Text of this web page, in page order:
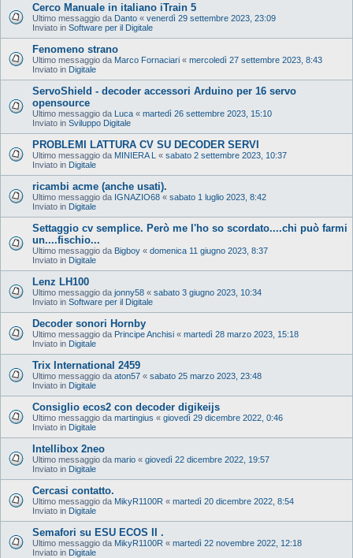
Cerco Manuale in italiano iTrain 5
Ultimo messaggio da Danto « venerdì 29 settembre 2023, 23:09
Inviato in Software per il Digitale
Fenomeno strano
Ultimo messaggio da Marco Fornaciari « mercoledì 27 settembre 2023, 8:43
Inviato in Digitale
ServoShield - decoder accessori Arduino per 16 servo
opensource
Ultimo messaggio da Luca « martedì 26 settembre 2023, 15:10
Inviato in Sviluppo Digitale
PROBLEMI LATTURA CV SU DECODER SERVI
Ultimo messaggio da MINIERA L « sabato 2 settembre 2023, 10:37
Inviato in Digitale
ricambi acme (anche usati).
Ultimo messaggio da IGNAZIO68 « sabato 1 luglio 2023, 8:42
Inviato in Digitale
Settaggio cv semplice. Però me l'ho so scordato....chi può farmi
un....fischio...
Ultimo messaggio da Bigboy « domenica 11 giugno 2023, 8:37
Inviato in Digitale
Lenz LH100
Ultimo messaggio da jonny58 « sabato 3 giugno 2023, 10:34
Inviato in Software per il Digitale
Decoder sonori Hornby
Ultimo messaggio da Principe Anchisi « martedì 28 marzo 2023, 15:18
Inviato in Digitale
Trix International 2459
Ultimo messaggio da aton57 « sabato 25 marzo 2023, 23:48
Inviato in Digitale
Consiglio ecos2 con decoder digikeijs
Ultimo messaggio da martingius « giovedì 29 dicembre 2022, 0:46
Inviato in Digitale
Intellibox 2neo
Ultimo messaggio da mario « giovedì 22 dicembre 2022, 19:57
Inviato in Digitale
Cercasi contatto.
Ultimo messaggio da MikyR1100R « martedì 20 dicembre 2022, 8:54
Inviato in Digitale
Semafori su ESU ECOS II .
Ultimo messaggio da MikyR1100R « martedì 22 novembre 2022, 12:18
Inviato in Digitale